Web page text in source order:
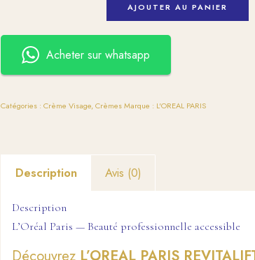
AJOUTER AU PANIER
Acheter sur whatsapp
Catégories :Crème Visage,Crèmes Marque : L'OREAL PARIS
Description Avis (0)
Description
L’Oréal Paris — Beauté professionnelle accessible
Découvrez L’OREAL PARIS